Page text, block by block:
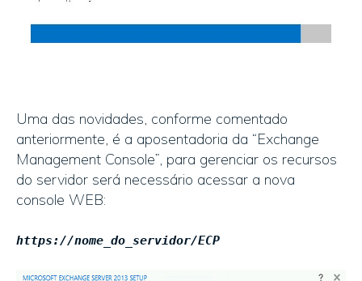
Uma das novidades, conforme comentado
anteriormente, é a aposentadoria da “Exchange
Management Console”, para gerenciar os recursos
do servidor será necessário acessar a nova
console WEB:
https://nome_do_servidor/ECP